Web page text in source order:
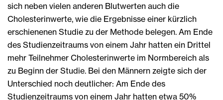
sich neben vielen anderen Blutwerten auch die
Cholesterinwerte, wie die Ergebnisse einer kürzlich
erschienenen Studie zu der Methode belegen. Am Ende
des Studienzeitraums von einem Jahr hatten ein Drittel
mehr Teilnehmer Cholesterinwerte im Normbereich als
zu Beginn der Studie. Bei den Männern zeigte sich der
Unterschied noch deutlicher: Am Ende des
Studienzeitraums von einem Jahr hatten etwa 50%